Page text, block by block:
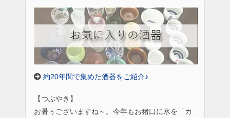
約20年間で集めた酒器をご紹介♪
【つぶやき】
お暑ぅございますね～。今年もお猪口に氷を「カ